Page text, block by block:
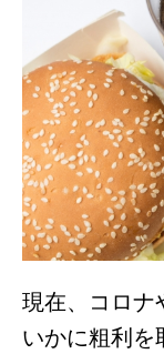
現在、コロナ
いかに粗利